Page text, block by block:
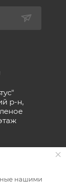
р-н,
нашими